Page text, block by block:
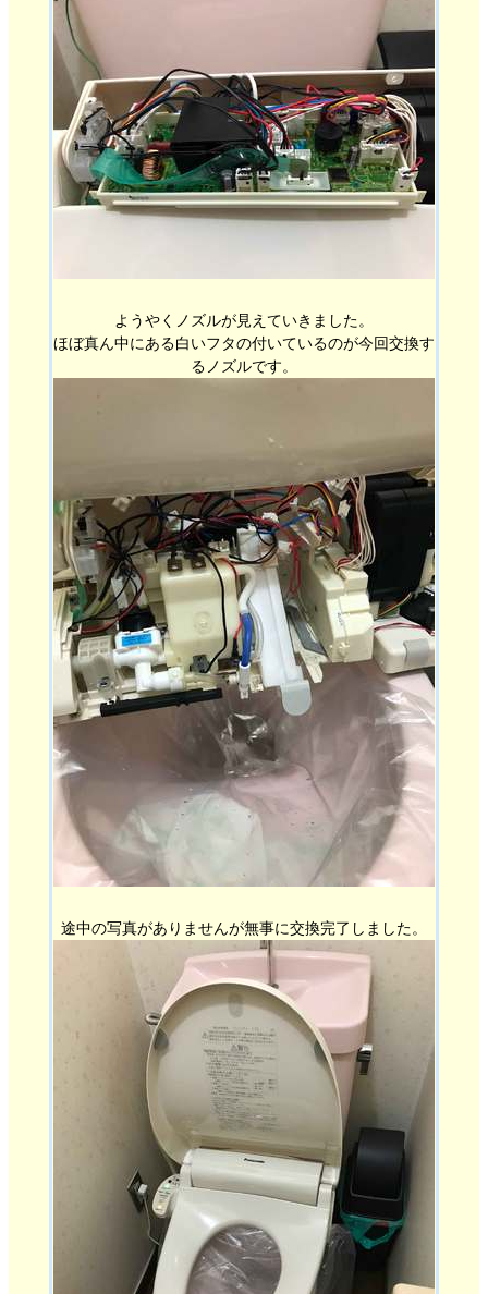
ようやくノズルが見えていきました。
ほぼ真ん中にある白いフタの付いているのが今回交換す
るノズルです。
途中の写真がありませんが無事に交換完了しました。